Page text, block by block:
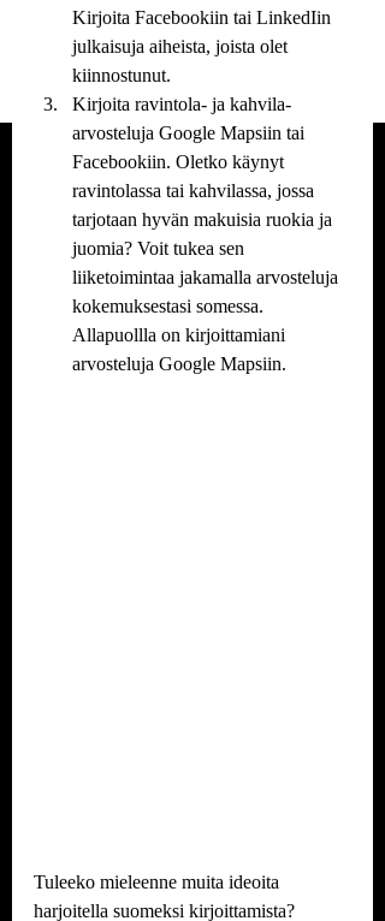
Kirjoita Facebookiin tai LinkedIin
julkaisuja aiheista, joista olet
kiinnostunut.
Kirjoita ravintola- ja kahvila-
arvosteluja Google Mapsiin tai
Facebookiin. Oletko käynyt
ravintolassa tai kahvilassa, jossa
tarjotaan hyvän makuisia ruokia ja
juomia? Voit tukea sen
liiketoimintaa jakamalla arvosteluja
kokemuksestasi somessa.
Allapuollla on kirjoittamiani
arvosteluja Google Mapsiin.
Tuleeko mieleenne muita ideoita
harjoitella suomeksi kirjoittamista?